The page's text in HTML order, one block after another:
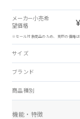
メーカー小売希
望価格
※セール対象商品のため、実際の価格
サイズ
ブランド
商品種別
機能・特徴